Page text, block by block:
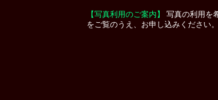
【写真利用のご案内】
写真の利用を
をご覧のうえ、お申し込みください